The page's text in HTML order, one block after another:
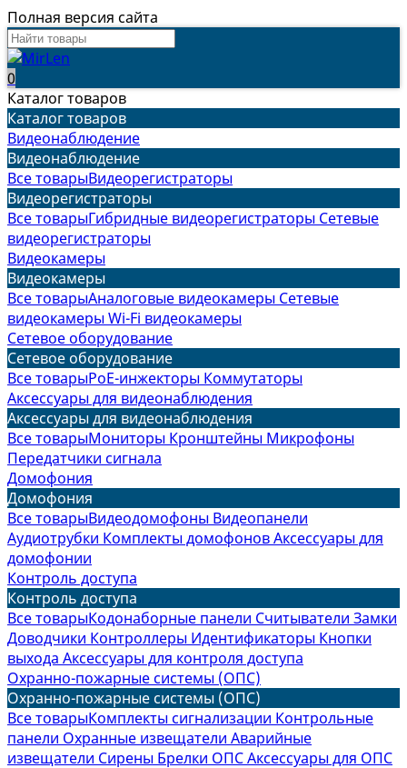
Полная версия сайта
0
Каталог товаров
Каталог товаров
Видеонаблюдение
Видеонаблюдение
Все товарыВидеорегистраторы
Видеорегистраторы
Все товарыГибридные видеорегистраторы Сетевые
видеорегистраторы
Видеокамеры
Видеокамеры
Все товарыАналоговые видеокамеры Сетевые
видеокамерыWi-Fi видеокамеры
Сетевое оборудование
Сетевое оборудование
Все товарыPoE-инжекторы Коммутаторы
Аксессуары для видеонаблюдения
Аксессуары для видеонаблюдения
Все товарыМониторы Кронштейны Микрофоны
Передатчики сигнала
Домофония
Домофония
Все товарыВидеодомофоны Видеопанели
Аудиотрубки Комплекты домофоновАксессуары для
домофонии
Контроль доступа
Контроль доступа
Все товарыКодонаборные панели Считыватели Замки
Доводчики Контроллеры Идентификаторы Кнопки
выхода Аксессуары для контроля доступа
Охранно-пожарные системы (ОПС)
Охранно-пожарные системы (ОПС)
Все товарыКомплекты сигнализации Контрольные
панели Охранные извещатели Аварийные
извещатели Сирены Брелки ОПСАксессуары для ОПС